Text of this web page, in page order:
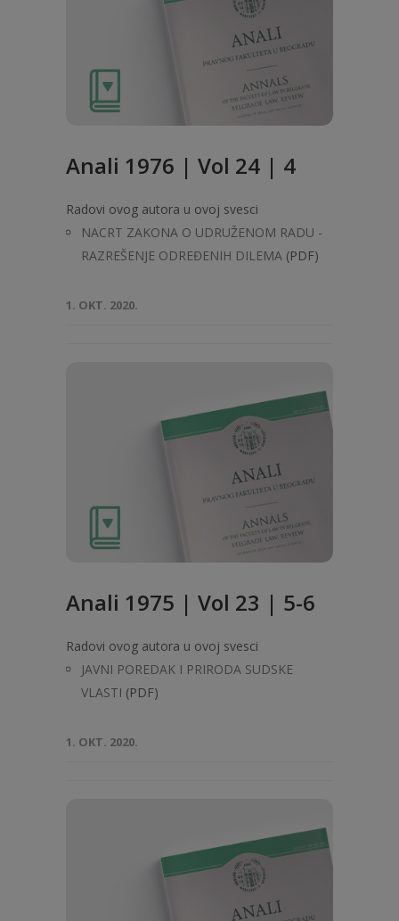
Anali 1976 | Vol 24 | 4
Radovi ovog autora u ovoj svesci
NACRT ZAKONA O UDRUŽENOM RADU -
RAZREŠENJE ODREĐENIH DILEMA (PDF)
1. OKT. 2020.
Anali 1975 | Vol 23 | 5-6
Radovi ovog autora u ovoj svesci
JAVNI POREDAK I PRIRODA SUDSKE
VLASTI (PDF)
1. OKT. 2020.